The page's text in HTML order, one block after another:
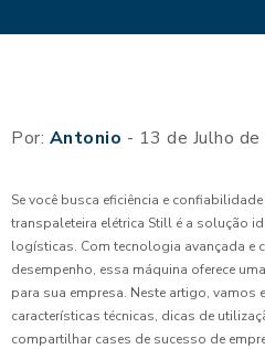
Por: Antonio - 13 de Julho
Se você busca eficiência e
transpaleteira elétrica Still é a solução
logísticas. Com tecnologia avançada e
desempenho, essa máquina oferece
para sua empresa. Neste artigo, vamos
características técnicas, dicas de
compartilhar cases de sucesso de